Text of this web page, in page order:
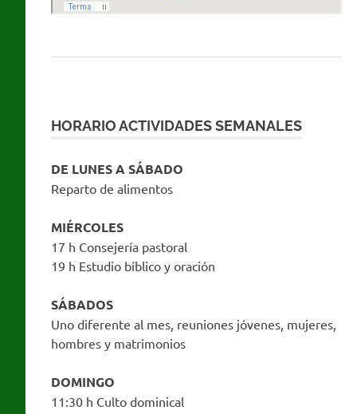
HORARIO ACTIVIDADES SEMANALES
DE LUNES A SÁBADO
Reparto de alimentos
MIÉRCOLES
17 h Consejería pastoral
19 h Estudio bíblico y oración
SÁBADOS
Uno diferente al mes, reuniones jóvenes, mujeres,
hombres y matrimonios
DOMINGO
11:30 h Culto dominical